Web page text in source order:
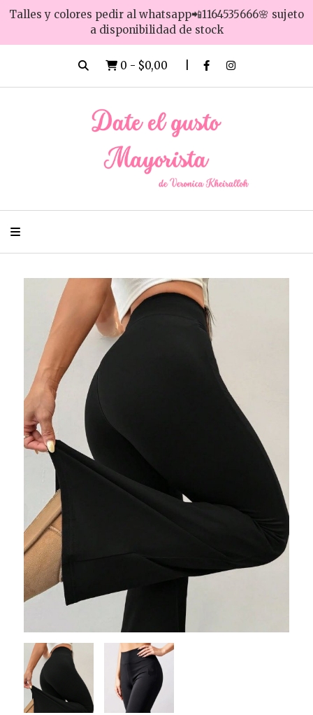
Talles y colores pedir al whatsapp📲1164535666🌸 sujeto
a disponibilidad de stock
0 - $0,00